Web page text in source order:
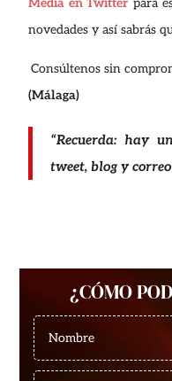
novedades y así sabrás
Consúltenos sin
(Málaga)
“Recuerda: hay
tweet, blog y
¿CÓMO